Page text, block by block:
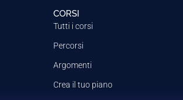
CORSI
Tutti i corsi
Percorsi
Argomenti
Crea il tuo piano